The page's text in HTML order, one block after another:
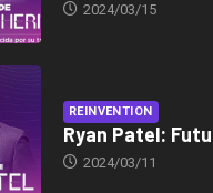
2024/03/15
REINVENTION
Ryan Patel:
2024/03/11